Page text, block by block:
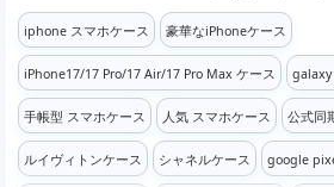
iphone スマホケース 豪華なiPhoneケース
iPhone17/17 Pro/17 Air/17 Pro Max ケース galaxy
手帳型 スマホケース 人気 スマホケース 公式同
ルイヴィトンケース シャネルケース google